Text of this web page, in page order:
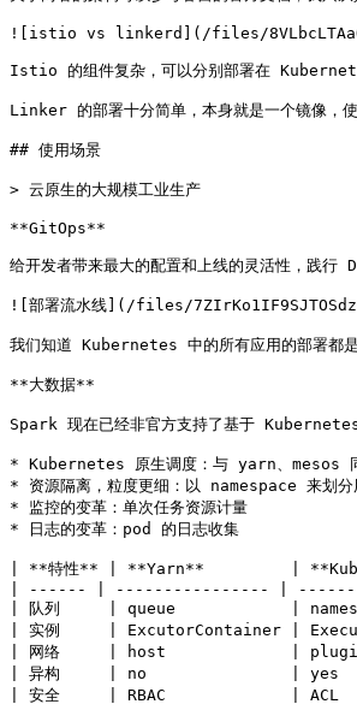
![istio vs linkerd](/files/
Istio 的组件复杂，可以分别部署在
Linker 的部署十分简单，本身就是一个镜
## 使用场景
> 云原生的大规模工业生产
**GitOps**
给开发者带来最大的配置和上线的灵活性，践行
![部署流水线](/files/
我们知道 Kubernetes 中的所有应用的部署
**大数据**
Spark 现在已经非官方支持了基于 Kubernetes
* Kubernetes 原生调度：与 yarn、mesos
* 资源隔离，粒度更细：以 namespace 来划分
* 监控的变革：单次任务资源计量
* 日志的变革：pod 的日志收集
| **特性** | **Yarn**         |
| ------ | ---------------- |
| 队列     | queue            |
| 实例     | ExcutorContainer |
| 网络     | host             |
| 异构     | no               |
| 安全     | RBAC             |